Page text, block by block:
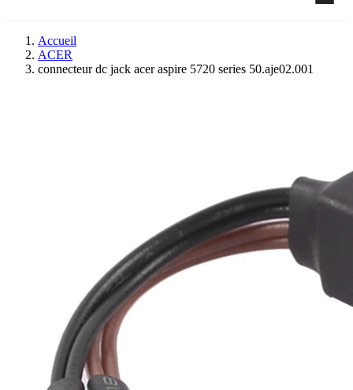
Accueil
ACER
connecteur dc jack acer aspire 5720 series 50.aje02.001